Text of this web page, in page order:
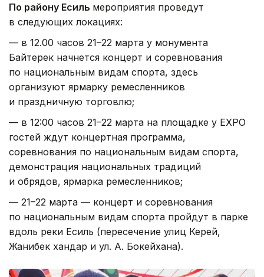
По району Есиль мероприятия проведут
в следующих локациях:
— в 12.00 часов 21–22 марта у монумента
Байтерек начнется концерт и соревнования
по национальным видам спорта, здесь
организуют ярмарку ремесленников
и праздничную торговлю;
— в 12:00 часов 21–22 марта на площадке у ЕХРО
гостей ждут концертная программа,
соревнования по национальным видам спорта,
демонстрация национальных традиций
и обрядов, ярмарка ремесленников;
— 21–22 марта — концерт и соревнования
по национальным видам спорта пройдут в парке
вдоль реки Есиль (пересечение улиц Керей,
Жанибек хандар и ул. А. Бокейхана).